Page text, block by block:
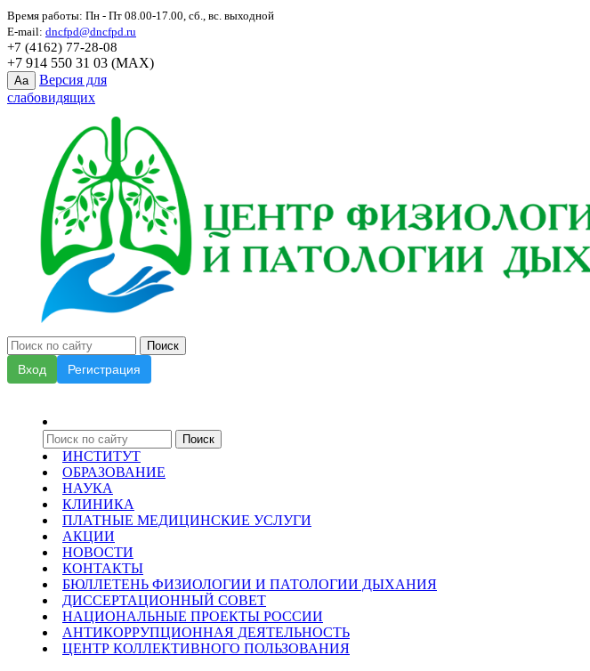
Время работы: Пн - Пт 08.00-17.00, сб., вс. выходной
E-mail: dncfpd@dncfpd.ru
+7 (4162) 77-28-08
+7 914 550 31 03 (MAX)
Aa
Версия для
слабовидящих
Вход Регистрация
ИНСТИТУТ
ОБРАЗОВАНИЕ
НАУКА
КЛИНИКА
ПЛАТНЫЕ МЕДИЦИНСКИЕ УСЛУГИ
АКЦИИ
НОВОСТИ
КОНТАКТЫ
БЮЛЛЕТЕНЬ ФИЗИОЛОГИИ И ПАТОЛОГИИ ДЫХАНИЯ
ДИССЕРТАЦИОННЫЙ СОВЕТ
НАЦИОНАЛЬНЫЕ ПРОЕКТЫ РОССИИ
АНТИКОРРУПЦИОННАЯ ДЕЯТЕЛЬНОСТЬ
ЦЕНТР КОЛЛЕКТИВНОГО ПОЛЬЗОВАНИЯ